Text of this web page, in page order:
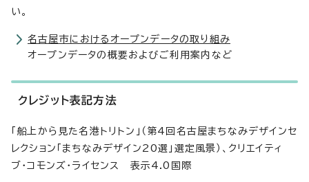
い。
名古屋市におけるオープンデータの取り組み
オープンデータの概要およびご利用案内など
クレジット表記方法
「船上から見た名港トリトン」（第4回名古屋まちなみデザインセ
レクション「まちなみデザイン20選」選定風景）、クリエイティ
ブ・コモンズ・ライセンス 表示4.0国際